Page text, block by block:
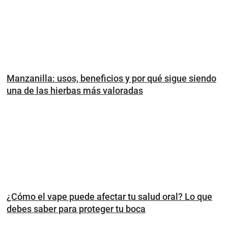
Manzanilla: usos, beneficios y por qué sigue siendo
una de las hierbas más valoradas
¿Cómo el vape puede afectar tu salud oral? Lo que
debes saber para proteger tu boca